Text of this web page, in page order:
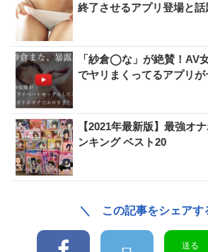
終了させるアプリ登場と話
「紗倉◯な」が絶賛！AV
でヤリまくってるアプリ
【2021年最新版】最強オ
ンキング ベスト20
＼ この記事をシェア
送る